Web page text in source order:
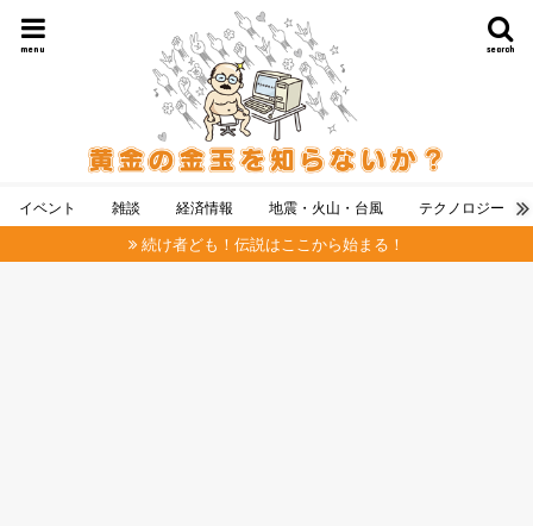
search
menu
イベント 雑談 経済情報 地震・火山・台風 テクノロジー
続け者ども！伝説はここから始まる！